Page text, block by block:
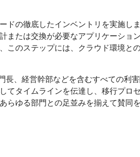
ドの徹底したインベントリを実施し
または交換が必要なアプリケーショ
このステップには、クラウド環境と
長、経営幹部などを含むすべての利
てタイムラインを伝達し、移行プロ
ゆる部門との足並みを揃えて賛同